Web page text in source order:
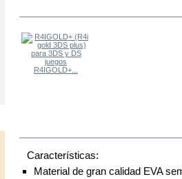
R4IGOLD+...
Características:
Material de gran calidad EVA